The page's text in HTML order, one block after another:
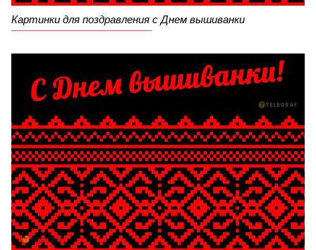
Картинки для поздравления с Днем вышиванки